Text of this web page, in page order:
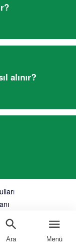
search
Ara
menu
Menü
alınır?